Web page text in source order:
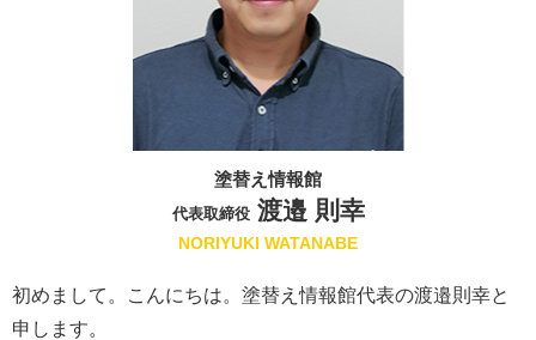
塗替え情報館
代表取締役渡邉 則幸
NORIYUKI WATANABE
初めまして。こんにちは。塗替え情報館代表の渡邉則幸と
申します。